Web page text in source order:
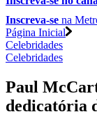
Inscreva-se na
Página Inicial
Celebridades
Celebridades
Paul
dedicatória